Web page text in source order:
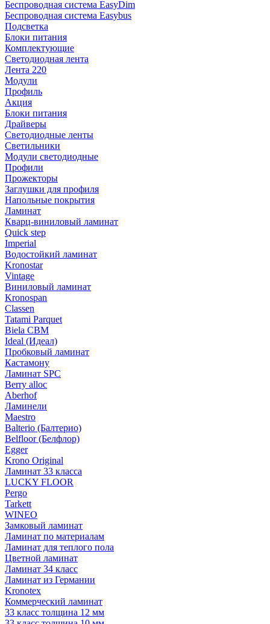
Беспроводная система EasyDim
Беспроводная система Easybus
Подсветка
Блоки питания
Комплектующие
Светодиодная лента
Лента 220
Модули
Профиль
Акция
Блоки питания
Драйверы
Светодиодные ленты
Светильники
Модули светодиодные
Профили
Прожекторы
Заглушки для профиля
Напольные покрытия
Ламинат
Кварц-виниловый ламинат
Quick step
Imperial
Водостойкий ламинат
Kronostar
Vintage
Виниловый ламинат
Kronospan
Classen
Tatami Parquet
Biela CBM
Ideal (Идеал)
Пробковый ламинат
Кастамону
Ламинат SPC
Berry alloc
Aberhof
Ламинели
Maestro
Balterio (Балтерио)
Belfloor (Белфлор)
Egger
Krono Original
Ламинат 33 класса
LUCKY FLOOR
Pergo
Tarkett
WINEO
Замковый ламинат
Ламинат по материалам
Ламинат для теплого пола
Цветной ламинат
Ламинат 34 класс
Ламинат из Германии
Kronotex
Коммерческий ламинат
33 класс толщина 12 мм